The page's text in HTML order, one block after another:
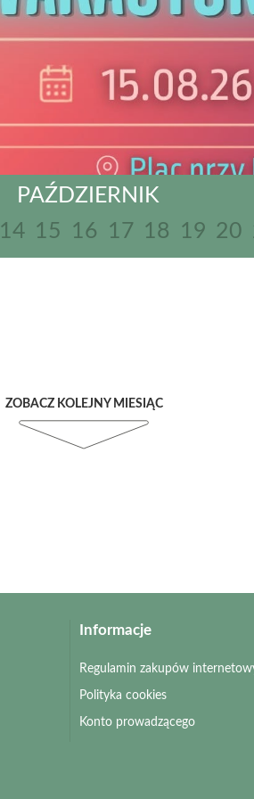
PAŹDZIERNIK
14 15 16 17 18 19 20
ZOBACZ KOLEJNY MIESIĄC
Informacje
Regulamin zakupów
Polityka cookies
Konto prowadzącego